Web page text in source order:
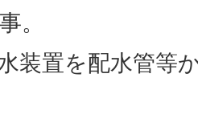
。
装置を配水管等